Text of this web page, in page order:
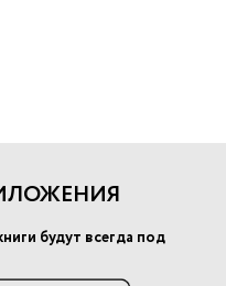
будут всегда под